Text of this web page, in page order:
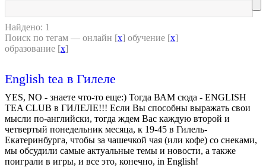
Найдено: 1
Поиск по тегам — онлайн [x] обучение [x]
образование [x]
English tea в Гилеле
YES, NO - знаете что-то еще:) Тогда ВАМ сюда - ENGLISH
TEA CLUB в ГИЛЕЛЕ!!! Если Вы способны выражать свои
мысли по-английски, тогда ждем Вас каждую второй и
четвертый понедельник месяца, к 19-45 в Гилель-
Екатеринбурга, чтобы за чашечкой чая (или кофе) со снеками,
мы обсудили самые актуальные темы и новости, а также
поиграли в игры, и все это, конечно, in English!